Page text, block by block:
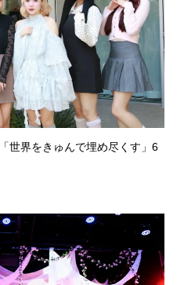
世界をきゅんで埋め尽くす」6